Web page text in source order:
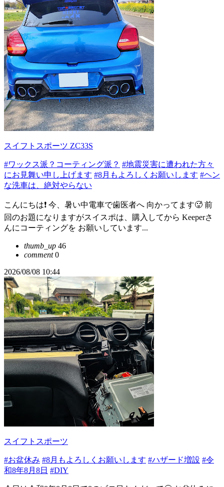
スイフトスポーツ ZC33S
#ワックス派？コーティング派？ #地震災害に遭われた方々
にお見舞い申し上げます #8月もよろしくお願いします #ヘン
な洗車は、絶対やらない
こんにちは❗ 今、暑い中電車で歯医者へ 向かってます🥵 前
回のお題になりますがスイスポは、購入してから Keeperさ
んにコーティングを お願いしています...
thumb_up 46
comment0
2026/08/08 10:44
スイフトスポーツ
#お盆休み #8月もよろしくお願いします #ハザード増設 #令
和8年8月8日 #DIY